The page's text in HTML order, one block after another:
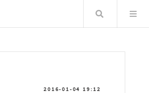
Хайлт
2016-01-04 19:12